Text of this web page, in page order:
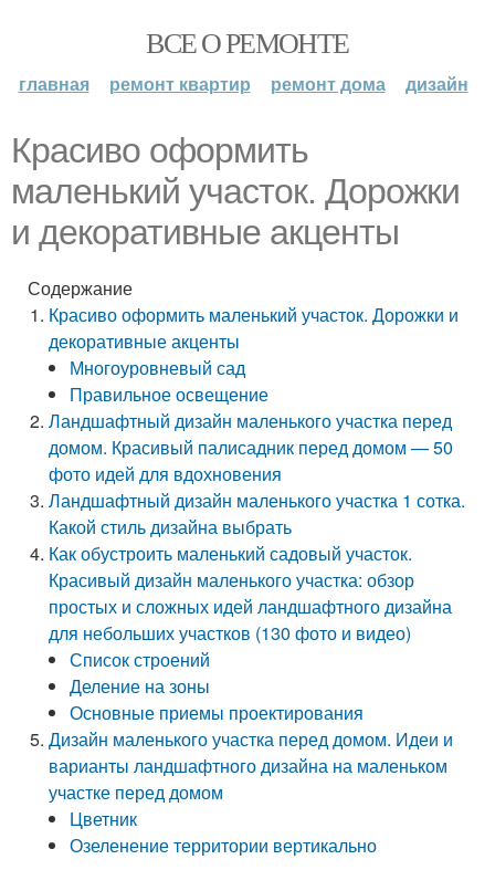
ВСЕ О РЕМОНТЕ
главная ремонт квартир ремонт дома дизайн
Красиво оформить
маленький участок. Дорожки
и декоративные акценты
Содержание
Красиво оформить маленький участок. Дорожки и
декоративные акценты
Многоуровневый сад
Правильное освещение
Ландшафтный дизайн маленького участка перед
домом. Красивый палисадник перед домом — 50
фото идей для вдохновения
Ландшафтный дизайн маленького участка 1 сотка.
Какой стиль дизайна выбрать
Как обустроить маленький садовый участок.
Красивый дизайн маленького участка: обзор
простых и сложных идей ландшафтного дизайна
для небольших участков (130 фото и видео)
Список строений
Деление на зоны
Основные приемы проектирования
Дизайн маленького участка перед домом. Идеи и
варианты ландшафтного дизайна на маленьком
участке перед домом
Цветник
Озеленение территории вертикально